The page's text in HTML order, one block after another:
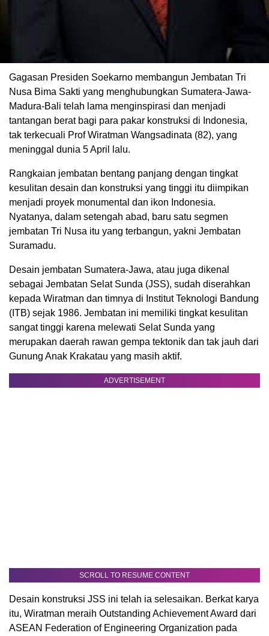
Gagasan Presiden Soekarno membangun Jembatan Tri
Nusa Bima Sakti yang menghubungkan Sumatera-Jawa-
Madura-Bali telah lama menginspirasi dan menjadi
tantangan berat bagi para pakar konstruksi di Indonesia,
tak terkecuali Prof Wiratman Wangsadinata (82), yang
meninggal dunia 5 April lalu.
Rangkaian jembatan bentang panjang dengan tingkat
kesulitan desain dan konstruksi yang tinggi itu diimpikan
menjadi proyek monumental dan ikon Indonesia.
Nyatanya, dalam setengah abad, baru satu segmen
jembatan Tri Nusa itu yang terbangun, yakni Jembatan
Suramadu.
Desain jembatan Sumatera-Jawa, atau juga dikenal
sebagai Jembatan Selat Sunda (JSS), sudah diserahkan
kepada Wiratman dan timnya di Institut Teknologi Bandung
(ITB) sejak 1986. Jembatan ini memiliki tingkat kesulitan
sangat tinggi karena melewati Selat Sunda yang
merupakan daerah rawan gempa tektonik dan tak jauh dari
Gunung Anak Krakatau yang masih aktif.
ADVERTISEMENT
SCROLL TO RESUME CONTENT
Desain konstruksi JSS ini telah ia selesaikan. Berkat karya
itu, Wiratman meraih Outstanding Achievement Award dari
ASEAN Federation of Engineering Organization pada